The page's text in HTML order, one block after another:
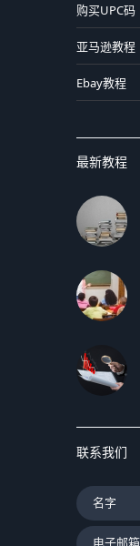
购买UPC码
亚马逊教程
Ebay教程
最新教程
联系我们